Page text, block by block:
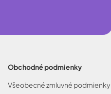
Obchodné podmienky
Všeobecné zmluvné podmienky